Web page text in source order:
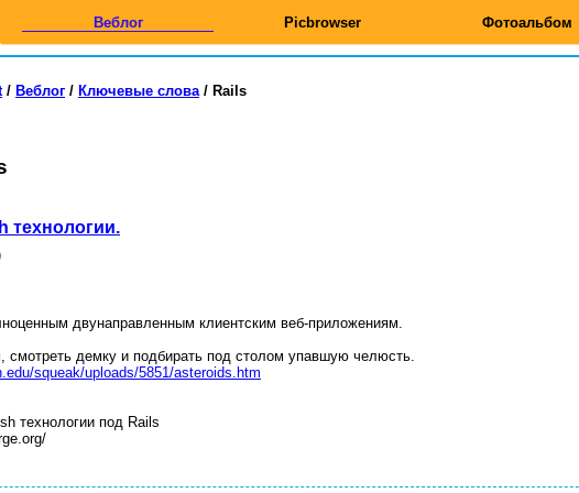
Веблог Picbrowser Фотоальбом
/ Веблог / Ключевые слова/ Rails
технологии.
двунаправленным клиентским веб-приложениям.
смотреть демку и подбирать под столом упавшую челюсть.
squeak/uploads/5851/asteroids.htm
технологии под Rails